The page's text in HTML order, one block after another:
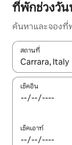
ที่พักช่วงวัน
ค้นหาและจองที่
สถานที่
ใช้ลูกศรขึ้นลง ห
เช็คอิน
เช็คเอาท์